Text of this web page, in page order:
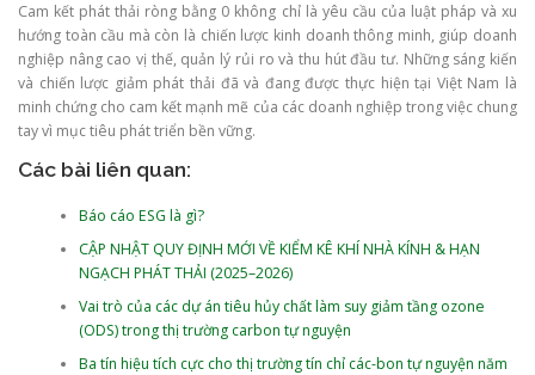
Cam kết phát thải ròng bằng 0 không chỉ là yêu cầu của luật pháp và xu
hướng toàn cầu mà còn là chiến lược kinh doanh thông minh, giúp doanh
nghiệp nâng cao vị thế, quản lý rủi ro và thu hút đầu tư. Những sáng kiến
và chiến lược giảm phát thải đã và đang được thực hiện tại Việt Nam là
minh chứng cho cam kết mạnh mẽ của các doanh nghiệp trong việc chung
tay vì mục tiêu phát triển bền vững.
Các bài liên quan:
Báo cáo ESG là gì?
CẬP NHẬT QUY ĐỊNH MỚI VỀ KIỂM KÊ KHÍ NHÀ KÍNH & HẠN
NGẠCH PHÁT THẢI (2025–2026)
Vai trò của các dự án tiêu hủy chất làm suy giảm tầng ozone
(ODS) trong thị trường carbon tự nguyện
Ba tín hiệu tích cực cho thị trường tín chỉ các-bon tự nguyện năm